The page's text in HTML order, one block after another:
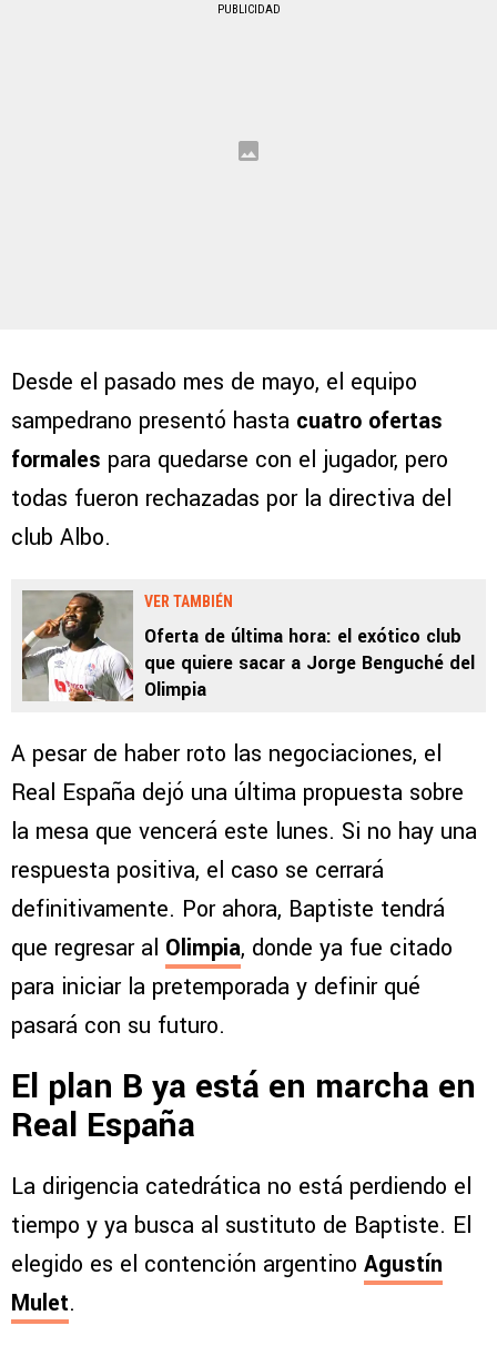
PUBLICIDAD
Desde el pasado mes de mayo, el equipo
sampedrano presentó hasta cuatro ofertas
formales para quedarse con el jugador, pero
todas fueron rechazadas por la directiva del
club Albo.
VER TAMBIÉN
Oferta de última hora: el exótico club
que quiere sacar a Jorge Benguché del
Olimpia
A pesar de haber roto las negociaciones, el
Real España dejó una última propuesta sobre
la mesa que vencerá este lunes. Si no hay una
respuesta positiva, el caso se cerrará
definitivamente. Por ahora, Baptiste tendrá
que regresar al Olimpia, donde ya fue citado
para iniciar la pretemporada y definir qué
pasará con su futuro.
El plan B ya está en marcha en
Real España
La dirigencia catedrática no está perdiendo el
tiempo y ya busca al sustituto de Baptiste. El
elegido es el contención argentino Agustín
Mulet.